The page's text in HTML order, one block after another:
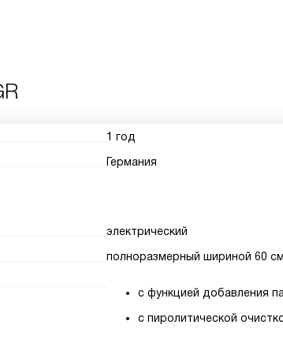
1 год
Германия
электрический
полноразмерный шириной 60 см
с функцией добавления
с пиролитической